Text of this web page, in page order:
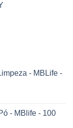
- MBLife -
- MBlife - 100